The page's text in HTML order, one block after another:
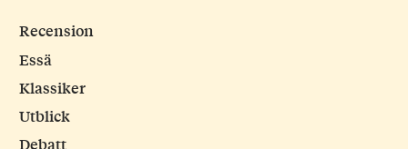
Recension
Essä
Klassiker
Utblick
Debatt